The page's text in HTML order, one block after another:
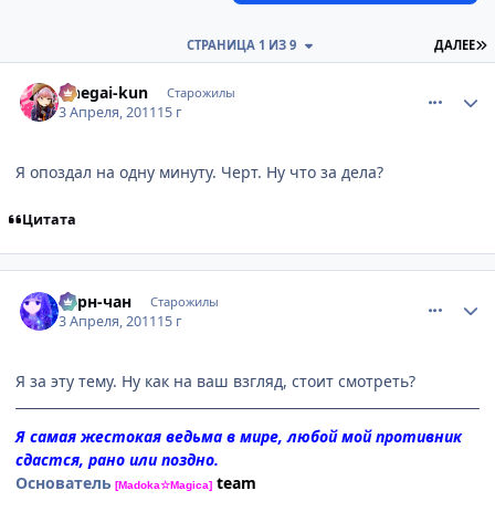
ДАЛЕЕ
СТРАНИЦА 1 ИЗ 9
Onegai-kun Старожилы
3 Апреля, 201115 г
Я опоздал на одну минуту. Черт. Ну что за дела?
Цитата
Берн-чан Старожилы
3 Апреля, 201115 г
Я за эту тему. Ну как на ваш взгляд, стоит смотреть?
Я самая жестокая ведьма в мире, любой мой противник
сдастся, рано или поздно.
Основатель [Madoka☆Magica] team